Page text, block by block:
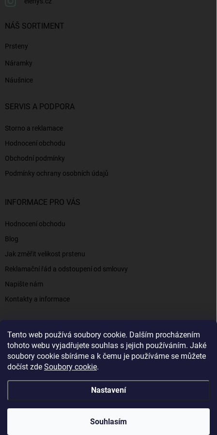
Tento web používá soubory cookie. Dalším procházením
tohoto webu vyjadřujete souhlas s jejich používáním. Jaké
soubory cookie sbíráme a k čemu je používáme se můžete
dočíst zde Soubory cookie.
Nastavení
Souhlasím
NÁŠ SORTIMENT
Prsteny
Náramky
Náušnice
SERVIS A PODPORA
Storno a reklamace
Hodnocení obchodu
Obchodní podmínky
Podmínky ochrany osobních údajů
INFORMACE PRO VÁS
Hodnocení obchodu
Blog
Jak změřit velikost prstenu
Reklamační řád a odstoupení od smlouvy
Napište nám
Kontakty a informace
Elenys.cz - šperky, kterým věříte už od roku 2016
Vytvořil Shoptet